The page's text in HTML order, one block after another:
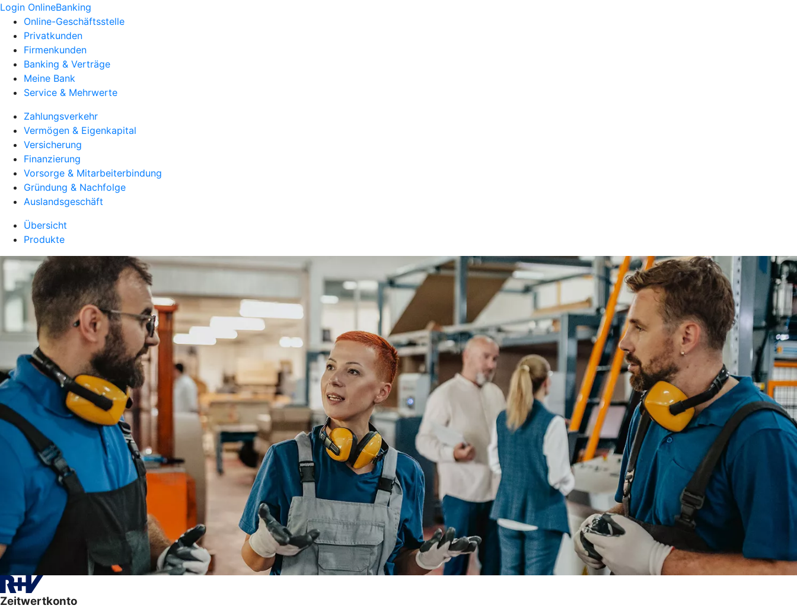
Login OnlineBanking
Online-Geschäftsstelle
Privatkunden
Firmenkunden
Banking & Verträge
Meine Bank
Service & Mehrwerte
Zahlungsverkehr
Vermögen & Eigenkapital
Versicherung
Finanzierung
Vorsorge & Mitarbeiterbindung
Gründung & Nachfolge
Auslandsgeschäft
Übersicht
Produkte
Zeitwertkonto